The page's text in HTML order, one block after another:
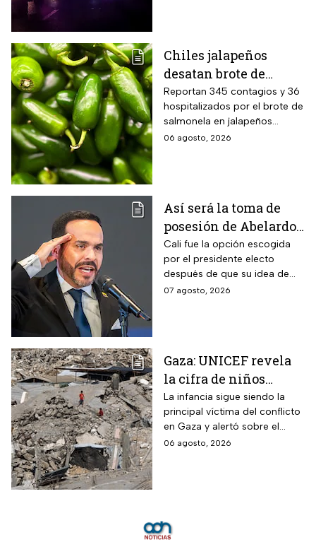
Chiles jalapeños
desatan brote de
salmonella en 27
estados de EUA
Reportan 345 contagios y 36
hospitalizados por el brote de
salmonela en jalapeños
exportados desde México
06 agosto, 2026
Así será la toma de
posesión de Abelardo
De La Espriella en
Cali, Colombia: fecha,
hora y dónde ver
Cali fue la opción escogida
por el presidente electo
después de que su idea de
hacerlo en una guarnición
07 agosto, 2026
Gaza: UNICEF revela
la cifra de niños
muertos tras alto al
fuego
La infancia sigue siendo la
principal víctima del conflicto
en Gaza y alertó sobre el
aumento de menores
06 agosto, 2026